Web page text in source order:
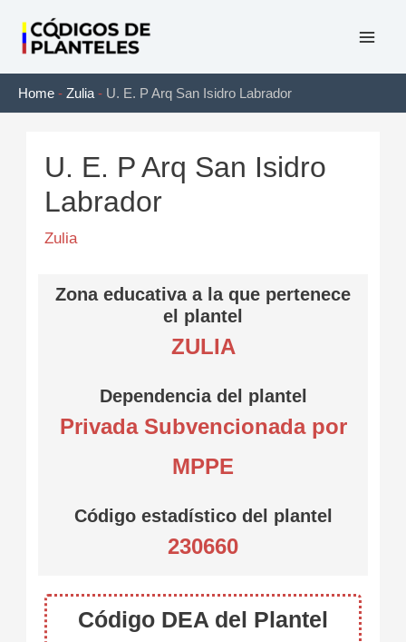
contenido
Home - Zulia - U. E. P Arq San Isidro Labrador
U. E. P Arq San Isidro
Labrador
Zulia
Zona educativa a la que pertenece
el plantel
ZULIA
Dependencia del plantel
Privada Subvencionada por
MPPE
Código estadístico del plantel
230660
Código DEA del Plantel